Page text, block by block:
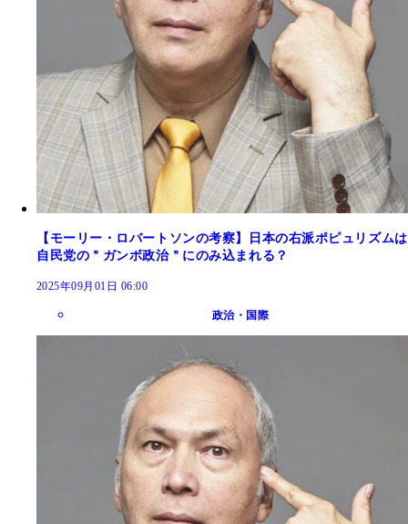
【モーリー・ロバートソンの考察】日本の右派ポピュリズムは
自民党の＂ガンボ政治＂にのみ込まれる？
2025年09月01日 06:00
政治・国際